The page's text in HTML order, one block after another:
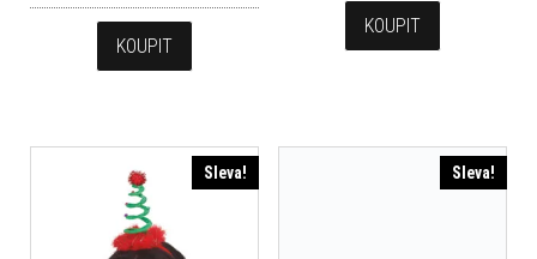
KOUPIT
KOUPIT
Sleva! Sleva!